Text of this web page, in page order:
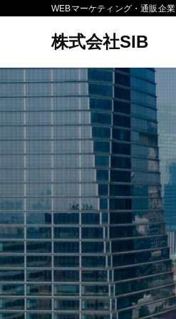
WEBマーケティング・通販企業
株式会社SIB